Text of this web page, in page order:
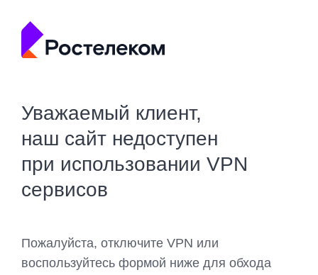
Уважаемый клиент,
наш сайт недоступен
при использовании VPN
сервисов
Пожалуйста, отключите VPN или
воспользуйтесь формой ниже для обхода